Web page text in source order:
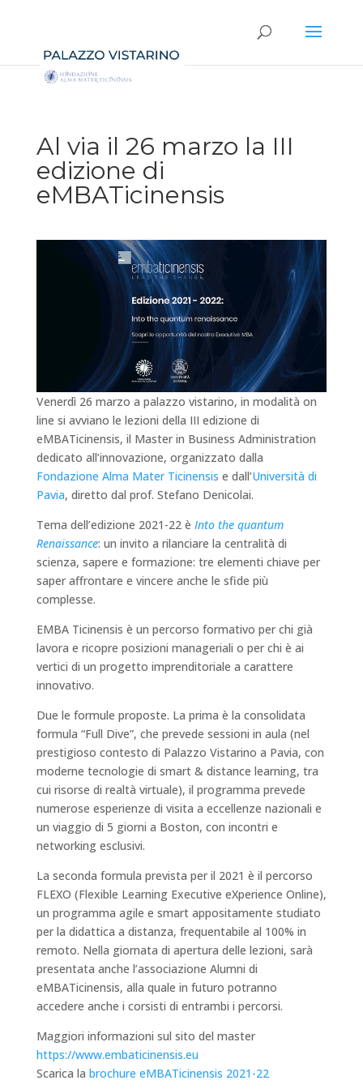
Al via il 26 marzo la III
edizione di
eMBATicinensis
Venerdì 26 marzo a palazzo vistarino, in modalità on
line si avviano le lezioni della III edizione di
eMBATicinensis, il Master in Business Administration
dedicato all’innovazione, organizzato dalla
Fondazione Alma Mater Ticinensis e dall’Università di
Pavia, diretto dal prof. Stefano Denicolai.
Tema dell’edizione 2021-22 è Into the quantum
Renaissance: un invito a rilanciare la centralità di
scienza, sapere e formazione: tre elementi chiave per
saper affrontare e vincere anche le sfide più
complesse.
EMBA Ticinensis è un percorso formativo per chi già
lavora e ricopre posizioni manageriali o per chi è ai
vertici di un progetto imprenditoriale a carattere
innovativo.
Due le formule proposte. La prima è la consolidata
formula “Full Dive”, che prevede sessioni in aula (nel
prestigioso contesto di Palazzo Vistarino a Pavia, con
moderne tecnologie di smart & distance learning, tra
cui risorse di realtà virtuale), il programma prevede
numerose esperienze di visita a eccellenze nazionali e
un viaggio di 5 giorni a Boston, con incontri e
networking esclusivi.
La seconda formula prevista per il 2021 è il percorso
FLEXO (Flexible Learning Executive eXperience Online),
un programma agile e smart appositamente studiato
per la didattica a distanza, frequentabile al 100% in
remoto. Nella giornata di apertura delle lezioni, sarà
presentata anche l’associazione Alumni di
eMBATicinensis, alla quale in futuro potranno
accedere anche i corsisti di entrambi i percorsi.
Maggiori informazioni sul sito del master
https://www.embaticinensis.eu
Scarica la brochure eMBATicinensis 2021-22